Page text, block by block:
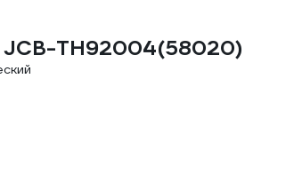
JCB-TH92004(58020)